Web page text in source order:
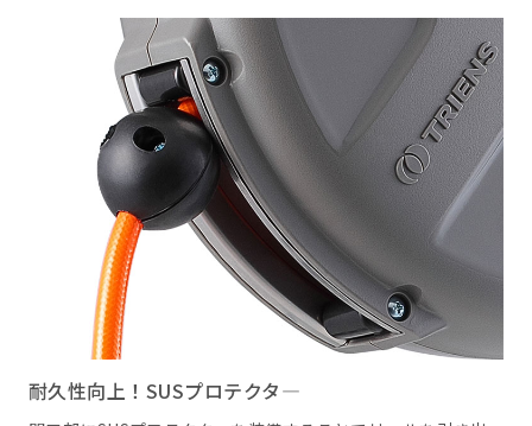
耐久性向上！SUSプロテクタ―